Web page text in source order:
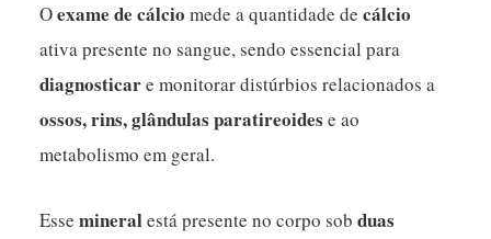
Oexame de cálciomede a quantidade decálcio
ativa presente no sangue, sendo essencial para
diagnosticare monitorar distúrbios relacionados a
ossos, rins, glândulas paratireoides e ao
metabolismo em geral.
Essemineralestá presente no corpo sobduas